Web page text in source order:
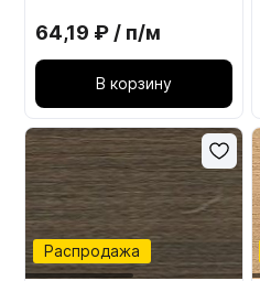
64,19 ₽ / п/м
В корзину
Распродажа